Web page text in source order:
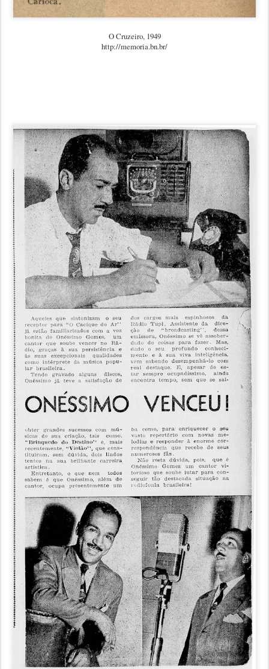
O Cruzeiro, 1949
http://memoria.bn.br/